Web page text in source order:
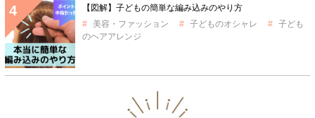
【図解】子どもの簡単な編み込みのやり方
美容・ファッション
子どものオシャレ
子ども
のヘアアレンジ